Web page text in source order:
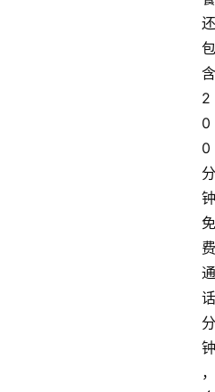
还
包
含
2
0
0
分
钟
免
费
通
话
分
钟
，